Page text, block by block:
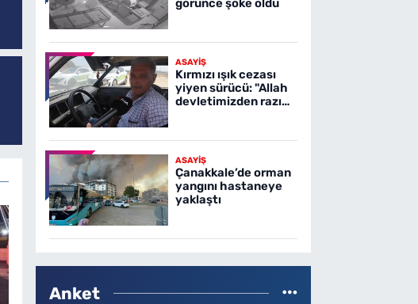
görünce şoke oldu
ASAYİŞ
Kırmızı ışık cezası
yiyen sürücü: "Allah
devletimizden razı
ASAYİŞ
Çanakkale’de orman
yangını hastaneye
yaklaştı
Anket